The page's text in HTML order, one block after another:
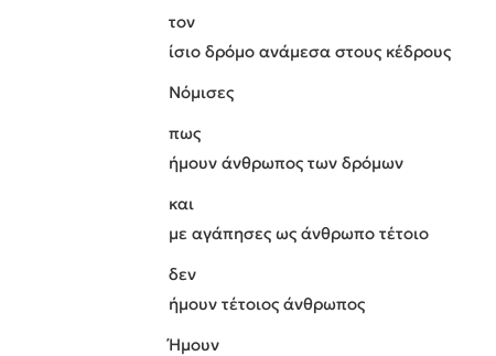
τον
ίσιο δρόμο ανάμεσα στους κέδρους
Νόμισες
πως
ήμουν άνθρωπος των δρόμων
και
με αγάπησες ως άνθρωπο τέτοιο
δεν
ήμουν τέτοιος άνθρωπος
Ήμουν